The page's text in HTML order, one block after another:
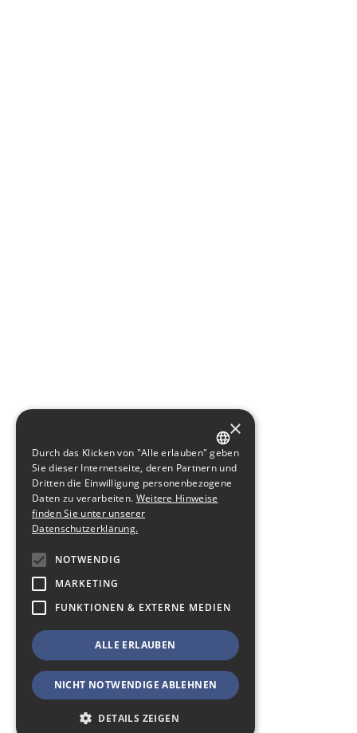
GERMAN
ENGLISH
×
Durch das Klicken von "Alle erlauben" geben
Sie dieser Internetseite, deren Partnern und
Dritten die Einwilligung personenbezogene
Daten zu verarbeiten. Weitere Hinweise
finden Sie unter unserer
Datenschutzerklärung.
NOTWENDIG
MARKETING
FUNKTIONEN & EXTERNE MEDIEN
ALLE ERLAUBEN
NICHT NOTWENDIGE ABLEHNEN
DETAILS ZEIGEN